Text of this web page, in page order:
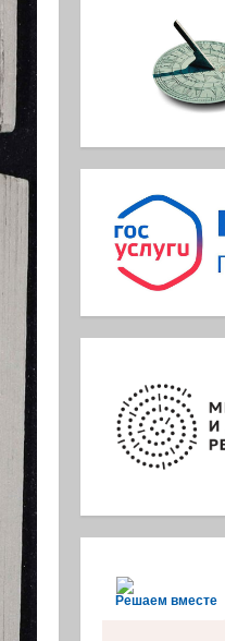
Решаем вместе